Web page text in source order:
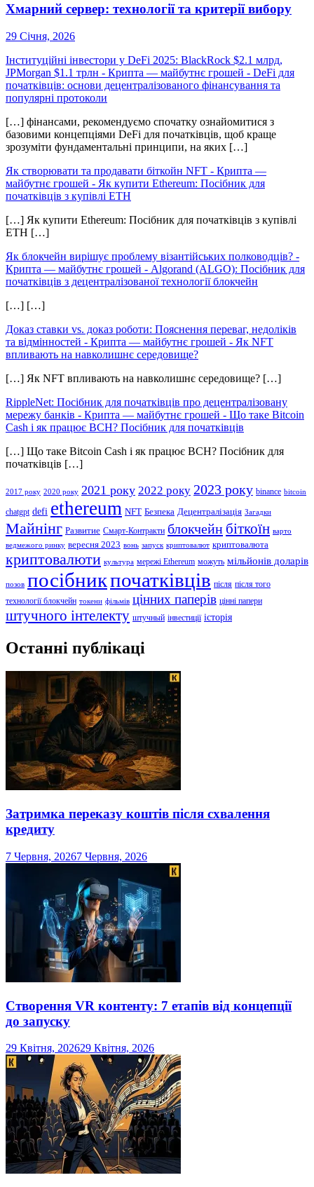
Хмарний сервер: технології та критерії вибору
29 Січня, 2026
Інституційні інвестори у DeFi 2025: BlackRock $2.1 млрд,
JPMorgan $1.1 трлн - Крипта — майбутнє грошей - DeFi для
початківців: основи децентралізованого фінансування та
популярні протоколи
[…] фінансами, рекомендуємо спочатку ознайомитися з
базовими концепціями DeFi для початківців, щоб краще
зрозуміти фундаментальні принципи, на яких […]
Як створювати та продавати біткойн NFT - Крипта —
майбутнє грошей - Як купити Ethereum: Посібник для
початківців з купівлі ETH
[…] Як купити Ethereum: Посібник для початківців з купівлі
ETH […]
Як блокчейн вирішує проблему візантійських полководців? -
Крипта — майбутнє грошей - Algorand (ALGO): Посібник для
початківців з децентралізованої технології блокчейн
[…] […]
Доказ ставки vs. доказ роботи: Пояснення переваг, недоліків
та відмінностей - Крипта — майбутнє грошей - Як NFT
впливають на навколишнє середовище?
[…] Як NFT впливають на навколишнє середовище? […]
RippleNet: Посібник для початківців про децентралізовану
мережу банків - Крипта — майбутнє грошей - Що таке Bitcoin
Cash і як працює BCH? Посібник для початківців
[…] Що таке Bitcoin Cash і як працює BCH? Посібник для
початківців […]
2017 року 2020 року 2021 року 2022 року 2023 року binance bitcoin
chatgpt defi ethereum NFT Безпека Децентралізація Загадки
Майнінг Развитие Смарт-Контракти блокчейн біткоїн варто
ведмежого ринку вересня 2023 вонь запуск криптовалют криптовалюта
криптовалюти культура мережі Ethereum можуть мільйонів доларів
позов посібникпочатківців після після того
технології блокчейн токени фільмів цінних паперів цінні папери
штучного інтелекту штучный інвестиції історія
Останні публікаці
Затримка переказу коштів після схвалення
кредиту
7 Червня, 20267 Червня, 2026
Створення VR контенту: 7 етапів від концепції
до запуску
29 Квітня, 202629 Квітня, 2026